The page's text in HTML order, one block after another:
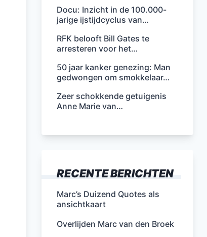
Docu: Inzicht in de 100.000-
jarige ijstijdcyclus van…
RFK belooft Bill Gates te
arresteren voor het…
50 jaar kanker genezing: Man
gedwongen om smokkelaar…
Zeer schokkende getuigenis
Anne Marie van…
RECENTE BERICHTEN
Marc’s Duizend Quotes als
ansichtkaart
Overlijden Marc van den Broek